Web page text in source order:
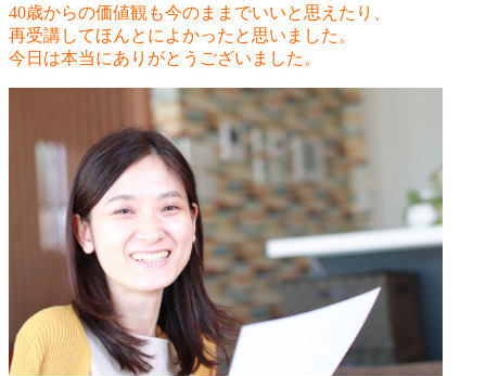
40歳からの価値観も今のままでいいと思えたり、
再受講してほんとによかったと思いました。
今日は本当にありがとうございました。